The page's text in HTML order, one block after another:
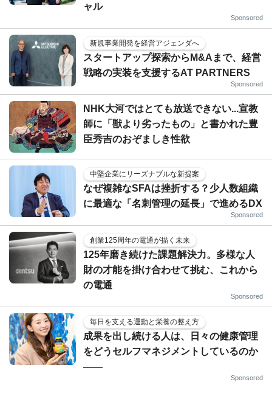
ャル
Sponsored
新規事業開発を経営アジェンダへ
スタートアップ探索からM&Aまで、経営
戦略の実装を支援するAT PARTNERS
Sponsored
NHK大河ではとても放送できない...宣教
師に「獣より劣ったもの」と書かれた豊
臣秀吉のおぞましき性欲
中堅企業にリーズナブルな新提案
なぜ複雑なSFAは挫折する？少人数組織
に最適な「名刺管理の延長」で進めるDX
Sponsored
創業125周年の電通が描く未来
125年磨き続けた課題解決力。多様な人
財の才能を掛け合わせて挑む、これから
の電通
Sponsored
毎日を支える運動と栄養の整え方
成果を出し続ける人は、日々の健康管理
をどうセルフマネジメントしているのか
——
Sponsored